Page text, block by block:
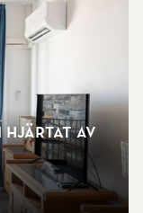
hjärtat av